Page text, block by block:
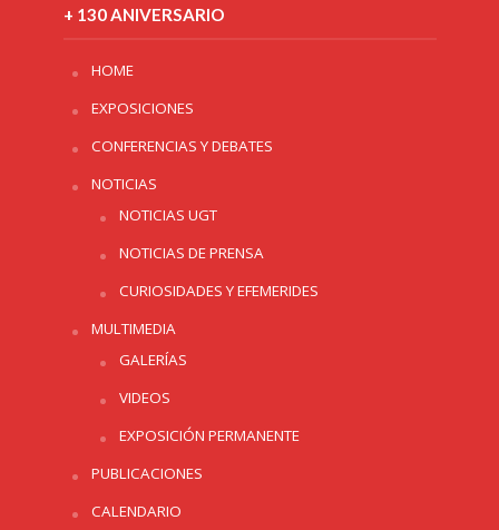
+ 130 ANIVERSARIO
HOME
EXPOSICIONES
CONFERENCIAS Y DEBATES
NOTICIAS
NOTICIAS UGT
NOTICIAS DE PRENSA
CURIOSIDADES Y EFEMERIDES
MULTIMEDIA
GALERÍAS
VIDEOS
EXPOSICIÓN PERMANENTE
PUBLICACIONES
CALENDARIO